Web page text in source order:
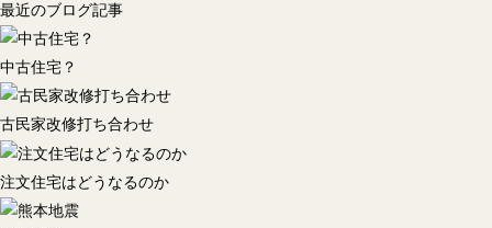
最近のブログ記事
中古住宅？
古民家改修打ち合わせ
注文住宅はどうなるのか